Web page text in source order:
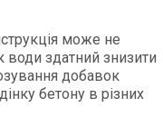
може не
води здатний знизити
добавок
бетону в різних